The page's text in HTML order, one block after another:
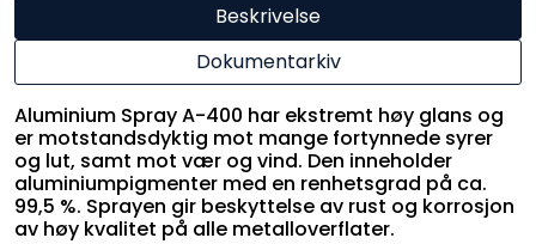
Beskrivelse
Dokumentarkiv
Aluminium Spray A-400 har ekstremt høy glans og
er motstandsdyktig mot mange fortynnede syrer
og lut, samt mot vær og vind. Den inneholder
aluminiumpigmenter med en renhetsgrad på ca.
99,5 %. Sprayen gir beskyttelse av rust og korrosjon
av høy kvalitet på alle metalloverflater.